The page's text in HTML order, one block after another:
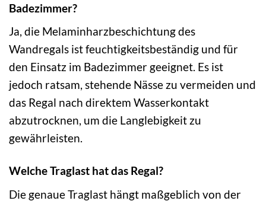
Badezimmer?
Ja, die Melaminharzbeschichtung des
Wandregals ist feuchtigkeitsbeständig und für
den Einsatz im Badezimmer geeignet. Es ist
jedoch ratsam, stehende Nässe zu vermeiden und
das Regal nach direktem Wasserkontakt
abzutrocknen, um die Langlebigkeit zu
gewährleisten.
Welche Traglast hat das Regal?
Die genaue Traglast hängt maßgeblich von der